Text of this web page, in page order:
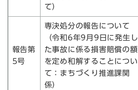
て）
報告第
5号
専決処分の報告について
（令和6年9月9日に発生し
た事故に係る損害賠償の額
を定め和解することについ
て：まちづくり推進課関
係）